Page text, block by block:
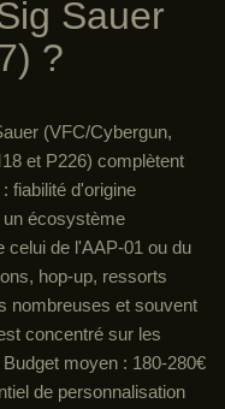
Sauer
?
(VFC/Cybergun,
et P226) complètent
fiabilité d'origine
écosystème
celui de l'AAP-01 ou du
hop-up, ressorts
nombreuses et souvent
concentré sur les
moyen : 180-280€
de personnalisation